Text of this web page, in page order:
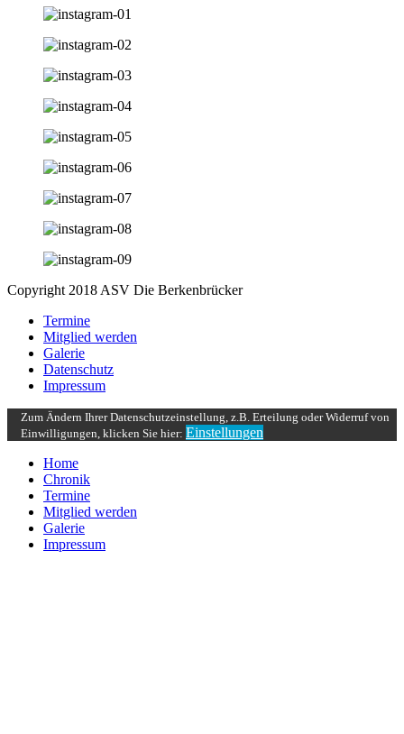
Copyright 2018 ASV Die Berkenbrücker
Termine
Mitglied werden
Galerie
Datenschutz
Impressum
Zum Ändern Ihrer Datenschutzeinstellung, z.B. Erteilung oder Widerruf von
Einwilligungen, klicken Sie hier: Einstellungen
Home
Chronik
Termine
Mitglied werden
Galerie
Impressum